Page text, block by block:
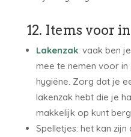
12. Items voor
Lakenzak: vaak ben
mee te nemen voor in
hygiëne. Zorg dat je
lakenzak hebt die je
makkelijk op kunt
Spelletjes: het kan